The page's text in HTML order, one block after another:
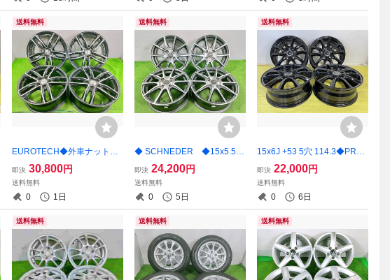
料】MYG-C17015
送料無料
EUROTECH◆外車ナット
17x7J +50 5穴 108 中古アル
ミ ホイール 4本 【宮城発 送
料無料】MYG-C17411
即決 30,800円
送料無料
0 1日
送料無料
◆ SCHNEDER ◆15x5.5J
+50 4穴 100 中古 アルミホイ
ール 4本【宮城発 送料無料】
MYG-C17517
即決 24,200円
送料無料
0 5日
送料無料
15x6J +53 5穴 114.3◆PRE
O◆中古 アルミホイール 4本
【青森発 送料無料】AOM-B0
767★15インチ
即決 22,000円
送料無料
0 6日
送料無料 送料無料 送料無料